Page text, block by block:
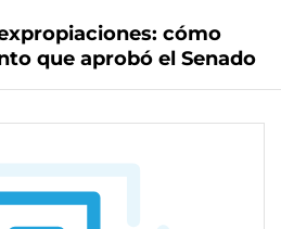
cómo
que aprobó el Senado